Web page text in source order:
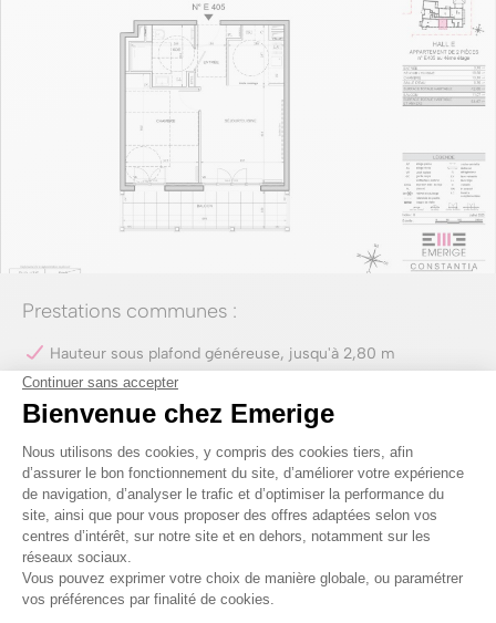
Prestations communes :
Hauteur sous plafond généreuse, jusqu'à 2,80 m
Menuiseries extérieures en aluminium ou bois / aluminium
Portes intérieures de hauteur 2,14 m
Chape acoustique pour un meilleur confort phonique
Revêtement parquet massif 7 cm
Carrelage en grès cérame 60 x 60 cm